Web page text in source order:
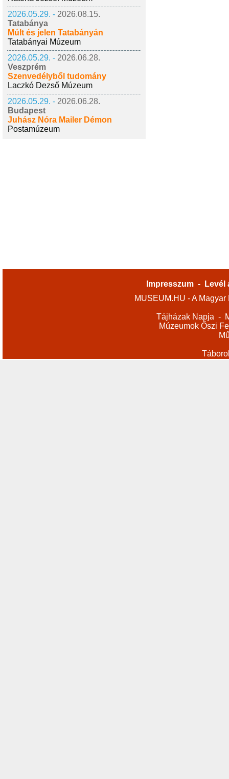
2026.05.29. - 2026.08.15.
Tatabánya
Múlt és jelen Tatabányán
Tatabányai Múzeum
2026.05.29. - 2026.06.28.
Veszprém
Szenvedélyből tudomány
Laczkó Dezső Múzeum
2026.05.29. - 2026.06.28.
Budapest
Juhász Nóra Mailer Démon
Postamúzeum
Impresszum -
Levél
MUSEUM.HU - A
Tájházak Napja -
Múzeumok Őszi